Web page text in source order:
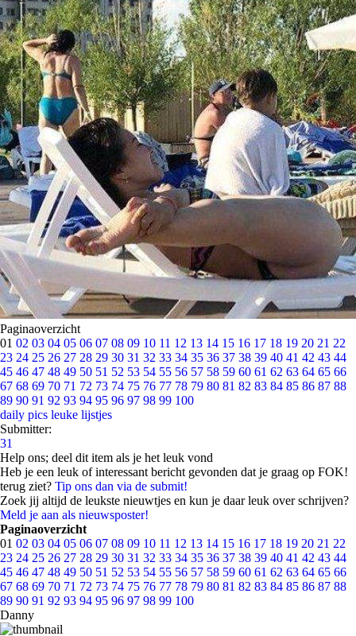
Paginaoverzicht
01 02 03 04 05 06 07 08 09 10 11 12 13 14 15 16 17 18 19 20 21 22
23 24 25 26 27 28 29 30 31 32 33 34 35 36 37 38 39 40 41 42 43 44
45 46 47 48 49 50 51 52 53 54 55 56 57 58 59 60 61 62 63 64 65 66
67 68 69 70 71 72 73 74 75 76 77 78 79 80 81 82 83 84 85 86 87 88
89 90 91 92 93 94 95 96 97 98 99 100
daily pics leuke lijstjes
Submitter:
31
Help ons; deel dit item als je het leuk vond
Heb je een leuk of interessant bericht gevonden dat je graag op FOK!
terug ziet? Tip ons dan via de submit!
Zoek jij altijd de leukste nieuwtjes en kun je daar leuk over schrijven?
Meld je aan als nieuwsposter!
Paginaoverzicht
01 02 03 04 05 06 07 08 09 10 11 12 13 14 15 16 17 18 19 20 21 22
23 24 25 26 27 28 29 30 31 32 33 34 35 36 37 38 39 40 41 42 43 44
45 46 47 48 49 50 51 52 53 54 55 56 57 58 59 60 61 62 63 64 65 66
67 68 69 70 71 72 73 74 75 76 77 78 79 80 81 82 83 84 85 86 87 88
89 90 91 92 93 94 95 96 97 98 99 100
Danny